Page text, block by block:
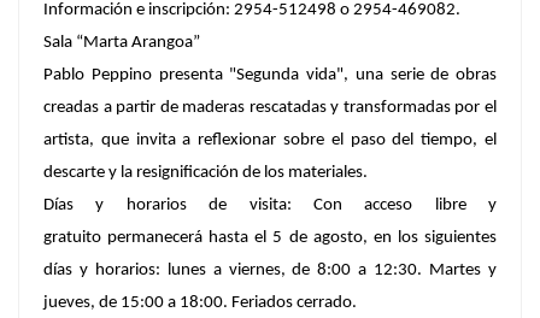
Información e inscripción: 2954-512498 o 2954-469082.
Sala “Marta Arangoa”
Pablo Peppino presenta "Segunda vida", una serie de obras
creadas a partir de maderas rescatadas y transformadas por el
artista, que invita a reflexionar sobre el paso del tiempo, el
descarte y la resignificación de los materiales.
Días y horarios de visita: Con acceso libre y
gratuito permanecerá hasta el 5 de agosto, en los siguientes
días y horarios: lunes a viernes, de 8:00 a 12:30. Martes y
jueves, de 15:00 a 18:00. Feriados cerrado.